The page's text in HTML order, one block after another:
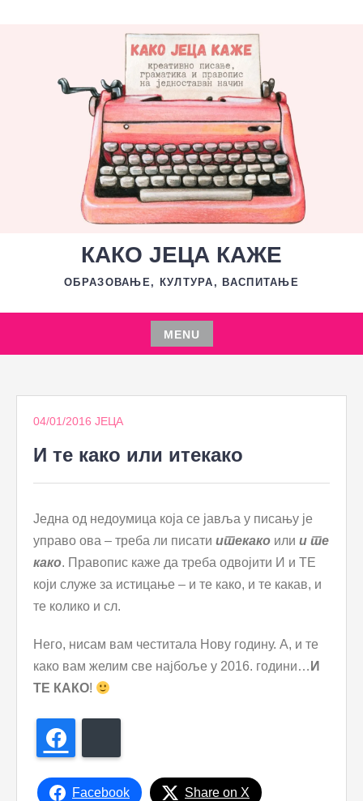
КАКО ЈЕЦА КАЖЕ
ОБРАЗОВАЊЕ, КУЛТУРА, ВАСПИТАЊЕ
MENU
Skip
content
04/01/2016 ЈЕЦА
И те како или итекако
Једна од недоумица која се јавља у писању је
управо ова – треба ли писати итекако или и те
како. Правопис каже да треба одвојити И и ТЕ
који служе за истицање – и те како, и те какав, и
те колико и сл.
Него, нисам вам честитала Нову годину. А, и те
како вам желим све најбоље у 2016. години… И
ТЕ КАКО!
Facebook Share on X